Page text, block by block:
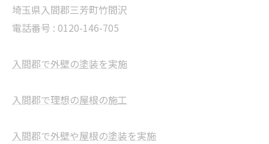
埼玉県入間郡三芳町竹間沢
電話番号 : 0120-146-705
入間郡で外壁の塗装を実施
入間郡で理想の屋根の施工
入間郡で外壁や屋根の塗装を実施